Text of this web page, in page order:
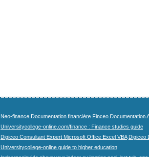
Neo-finance Documentation financière Finceo Documentation
Universitycollege-online.com/finance : Finance studies guide
Digiceo Consultant Expert Microsoft Office Excel VBA Digiceo
Universitycollege-online guide to higher education